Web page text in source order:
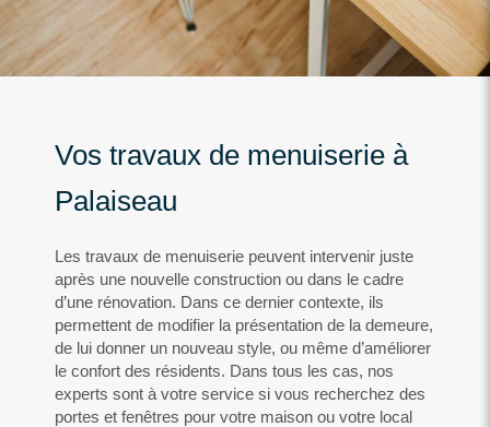
Vos travaux de menuiserie à
Palaiseau
Les travaux de menuiserie peuvent intervenir juste
après une nouvelle construction ou dans le cadre
d’une rénovation. Dans ce dernier contexte, ils
permettent de modifier la présentation de la demeure,
de lui donner un nouveau style, ou même d’améliorer
le confort des résidents. Dans tous les cas, nos
experts sont à votre service si vous recherchez des
portes et fenêtres pour votre maison ou votre local